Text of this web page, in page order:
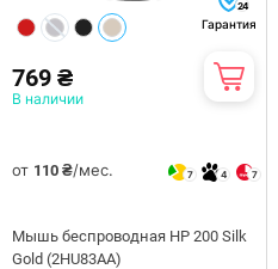
24
Гарантия
769 ₴
В наличии
от 110 ₴/мес. 7 4 7
Мышь беспроводная HP 200 Silk
Gold (2HU83AA)